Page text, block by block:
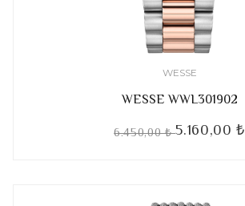
WESSE
WESSE WWL301902
6.450,00 ₺5.160,00 ₺